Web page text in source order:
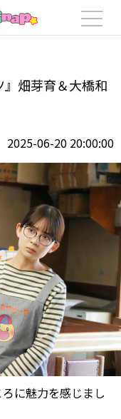
】映画『君がトクベツ』畑
』畑芽育＆⼤橋和
2025-06-20 20:00:00
に魅力を感じまし